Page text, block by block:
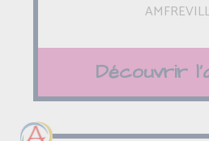
Découvrir